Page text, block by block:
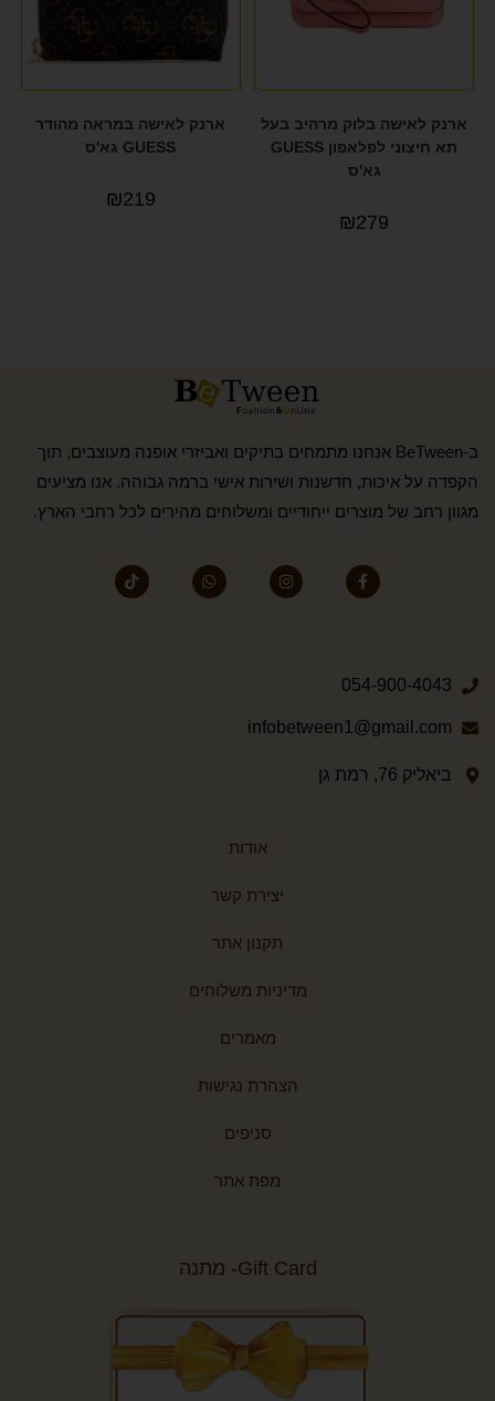
ארנק לאישה בלוק מרהיב בעל
תא חיצוני לפלאפון GUESS
גא'ס
₪279
ארנק לאישה במראה מהודר
GUESS גא'ס
₪219
ב-BeTween אנחנו מתמחים בתיקים ואביזרי אופנה מעוצבים, תוך
הקפדה על איכות, חדשנות ושירות אישי ברמה גבוהה. אנו מציעים
מגוון רחב של מוצרים ייחודיים ומשלוחים מהירים לכל רחבי הארץ.
054-900-4043
infobetween1@gmail.com
ביאליק 76, רמת גן
אודות
יצירת קשר
תקנון אתר
מדיניות משלוחים
מאמרים
הצהרת נגישות
סניפים
מפת אתר
Gift Card- מתנה